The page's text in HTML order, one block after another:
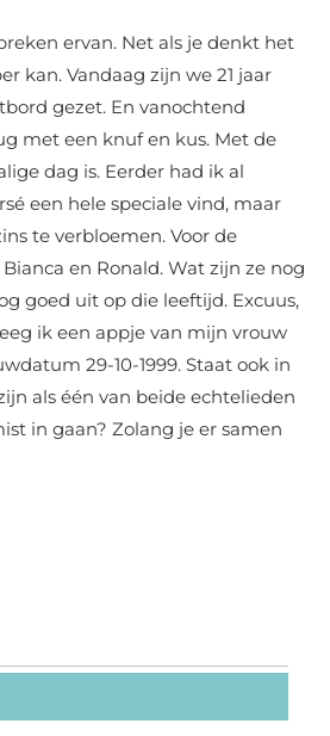
ervan. Net als je denkt het
kan. Vandaag zijn we 21 jaar
gezet. En vanochtend
met een knuf en kus. Met de
dag is. Eerder had ik al
een hele speciale vind, maar
te verbloemen. Voor de
en Ronald. Wat zijn ze nog
goed uit op die leeftijd. Excuus,
ik een appje van mijn vrouw
29-10-1999. Staat ook in
als één van beide echtelieden
in gaan? Zolang je er samen